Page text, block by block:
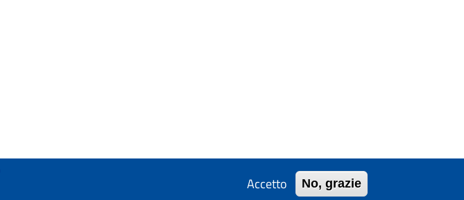
Accetto No, grazie